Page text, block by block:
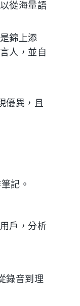
從海量語
錦上添
人，並自
優異，且
記。
戶，分析
錄音到理